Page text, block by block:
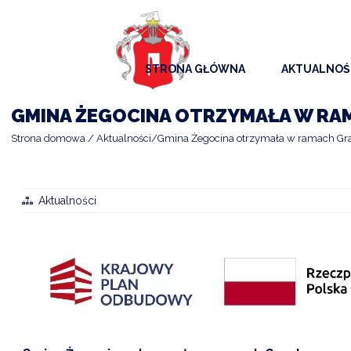
STRONA GŁÓWNA
GMINA ŻEGOCINA OTRZYMAŁA W
Strona domowa Aktualności Gmina Żegocina otrzymała w ramach
Aktualności